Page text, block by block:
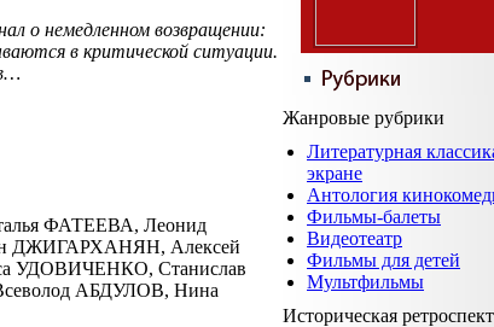
о немедленном возвращении:
в критической ситуации.
ФАТЕЕВА, Леонид
ДЖИГАРХАНЯН, Алексей
УДОВИЧЕНКО, Станислав
АБДУЛОВ, Нина
Жанровые рубрики
Литературная
экране
Антология
Фильмы-балеты
Видеотеатр
Фильмы для детей
Мультфильмы
Историческая